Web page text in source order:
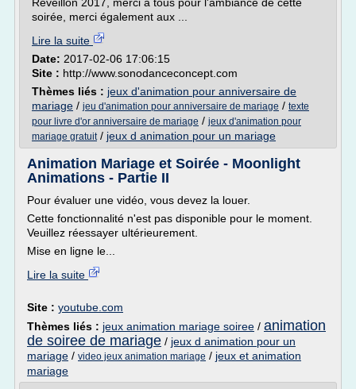
soirée, merci également aux ...
Lire la suite
Date: 2017-02-06 17:06:15
Site : http://www.sonodanceconcept.com
Thèmes liés : jeux d'animation pour anniversaire de
mariage / jeu d'animation pour anniversaire de mariage / texte
pour livre d'or anniversaire de mariage / jeux d'animation pour
mariage gratuit/ jeux d animation pour un mariage
Animation Mariage et Soirée - Moonlight
Animations - Partie II
Pour évaluer une vidéo, vous devez la louer.
Cette fonctionnalité n'est pas disponible pour le moment.
Veuillez réessayer ultérieurement.
Mise en ligne le...
Lire la suite
Site : youtube.com
Thèmes liés : jeux animation mariage soiree / animation
de soiree de mariage / jeux d animation pour un
mariage / video jeux animation mariage / jeux et animation
mariage